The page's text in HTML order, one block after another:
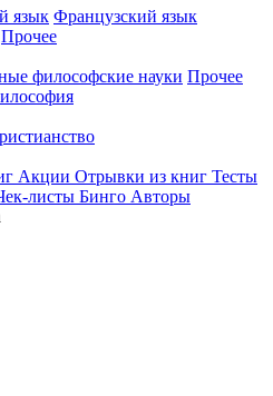
язык Французский язык
Прочее
философские науки Прочее
Акции Отрывки из книг Тесты
листы Бинго Авторы